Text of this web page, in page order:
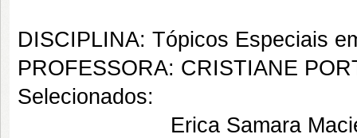
DISCIPLINA: Tópicos Especiais
PROFESSORA: CRISTIANE
Selecionados:
Erica Samara Maciel